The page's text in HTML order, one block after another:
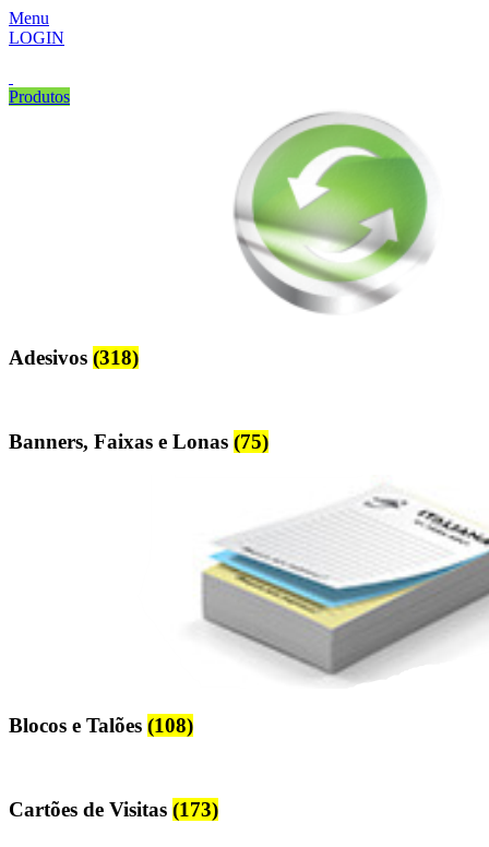
Menu
LOGIN
Produtos
Adesivos (318)
Banners, Faixas e Lonas (75)
Blocos e Talões (108)
Cartões de Visitas (173)